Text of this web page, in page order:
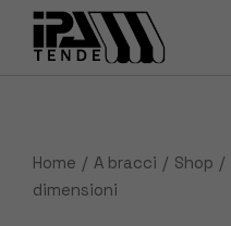
content
Home A bracci Shop
dimensioni